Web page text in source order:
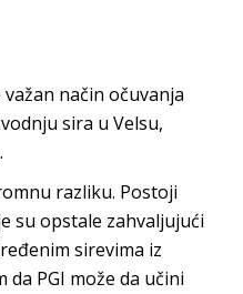
način očuvanja
sira u Velsu,
razliku. Postoji
su opstale zahvaljujući
sirevima iz
PGI može da učini